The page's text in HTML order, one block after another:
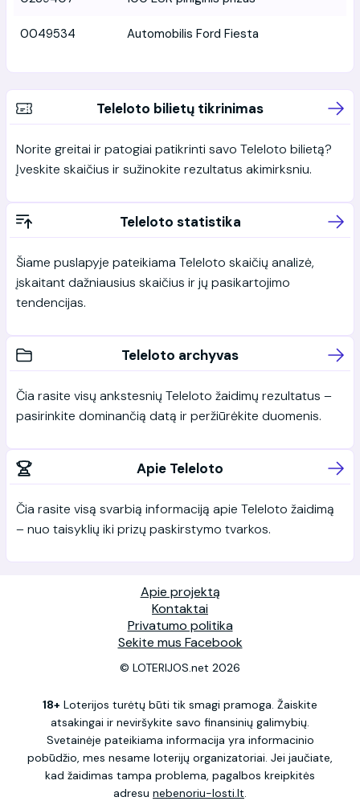
0049534 Automobilis Ford Fiesta
Teleloto bilietų tikrinimas
Norite greitai ir patogiai patikrinti savo Teleloto bilietą?
Įveskite skaičius ir sužinokite rezultatus akimirksniu.
Teleloto statistika
Šiame puslapyje pateikiama Teleloto skaičių analizė,
įskaitant dažniausius skaičius ir jų pasikartojimo
tendencijas.
Teleloto archyvas
Čia rasite visų ankstesnių Teleloto žaidimų rezultatus –
pasirinkite dominančią datą ir peržiūrėkite duomenis.
Apie Teleloto
Čia rasite visą svarbią informaciją apie Teleloto žaidimą
– nuo taisyklių iki prizų paskirstymo tvarkos.
Apie projektą
Kontaktai
Privatumo politika
Sekite mus Facebook
© LOTERIJOS.net 2026
18+ Loterijos turėtų būti tik smagi pramoga. Žaiskite
atsakingai ir neviršykite savo finansinių galimybių.
Svetainėje pateikiama informacija yra informacinio
pobūdžio, mes nesame loterijų organizatoriai. Jei jaučiate,
kad žaidimas tampa problema, pagalbos kreipkitės
adresu nebenoriu-losti.lt